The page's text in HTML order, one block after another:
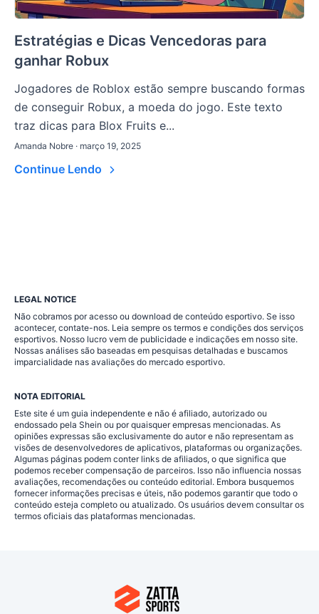
Estratégias e Dicas Vencedoras para
ganhar Robux
Jogadores de Roblox estão sempre buscando formas
de conseguir Robux, a moeda do jogo. Este texto
traz dicas para Blox Fruits e...
Amanda Nobre · março 19, 2025
Continue Lendo
LEGAL NOTICE
Não cobramos por acesso ou download de conteúdo esportivo. Se isso
acontecer, contate-nos. Leia sempre os termos e condições dos serviços
esportivos. Nosso lucro vem de publicidade e indicações em nosso site.
Nossas análises são baseadas em pesquisas detalhadas e buscamos
imparcialidade nas avaliações do mercado esportivo.
NOTA EDITORIAL
Este site é um guia independente e não é afiliado, autorizado ou
endossado pela Shein ou por quaisquer empresas mencionadas. As
opiniões expressas são exclusivamente do autor e não representam as
visões de desenvolvedores de aplicativos, plataformas ou organizações.
Algumas páginas podem conter links de afiliados, o que significa que
podemos receber compensação de parceiros. Isso não influencia nossas
avaliações, recomendações ou conteúdo editorial. Embora busquemos
fornecer informações precisas e úteis, não podemos garantir que todo o
conteúdo esteja completo ou atualizado. Os usuários devem consultar os
termos oficiais das plataformas mencionadas.